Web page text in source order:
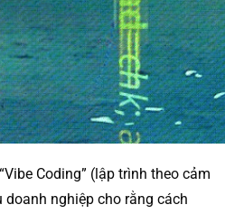
Coding” (lập trình theo cảm
nghiệp cho rằng cách